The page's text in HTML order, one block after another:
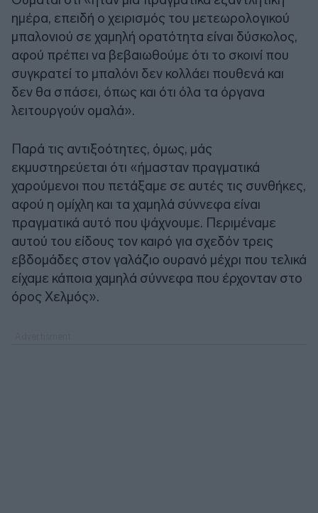
ημέρα, επειδή ο χειρισμός του μετεωρολογικού
μπαλονιού σε χαμηλή ορατότητα είναι δύσκολος,
αφού πρέπει να βεβαιωθούμε ότι το σκοινί που
συγκρατεί το μπαλόνι δεν κολλάει πουθενά και
δεν θα σπάσει, όπως και ότι όλα τα όργανα
λειτουργούν ομαλά».
Παρά τις αντιξοότητες, όμως, μάς
εκμυστηρεύεται ότι «ήμασταν πραγματικά
χαρούμενοι που πετάξαμε σε αυτές τις συνθήκες,
αφού η ομίχλη και τα χαμηλά σύννεφα είναι
πραγματικά αυτό που ψάχνουμε. Περιμέναμε
αυτού του είδους τον καιρό για σχεδόν τρεις
εβδομάδες στον γαλάζιο ουρανό μέχρι που τελικά
είχαμε κάποια χαμηλά σύννεφα που έρχονταν στο
όρος Χελμός».